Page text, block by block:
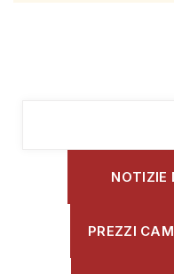
NOTIZIE
PREZZI